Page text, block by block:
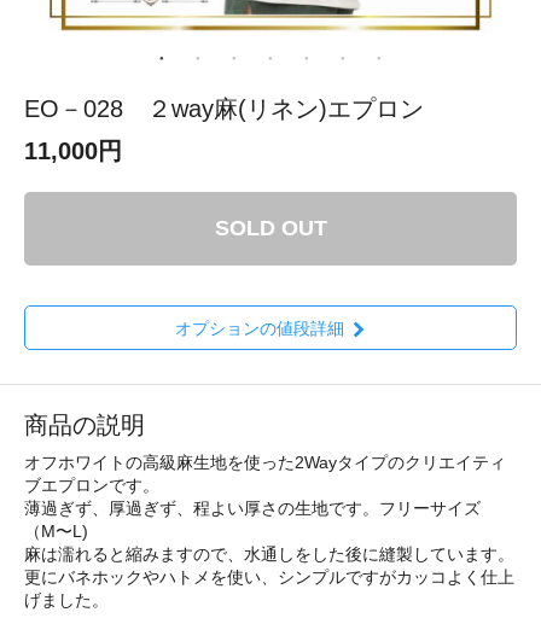
EO－028 ２way麻(リネン)エプロン
11,000円
SOLD OUT
オプションの値段詳細
商品の説明
オフホワイトの高級麻生地を使った2Wayタイプのクリエイティ
ブエプロンです。
薄過ぎず、厚過ぎず、程よい厚さの生地です。フリーサイズ
（M〜L)
麻は濡れると縮みますので、水通しをした後に縫製しています。
更にバネホックやハトメを使い、シンプルですがカッコよく仕上
げました。